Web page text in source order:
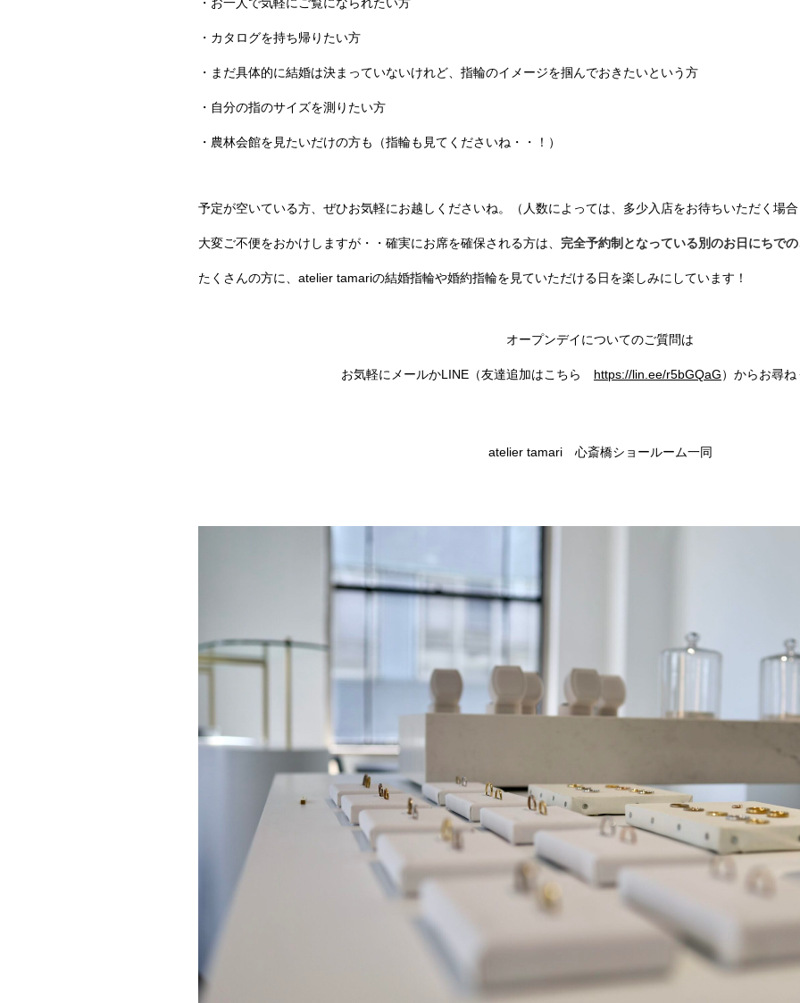
・カタログを持ち帰りたい方
・まだ具体的に結婚は決まっていないけれど、指輪のイメージを掴んでおきたいという方
・自分の指のサイズを測りたい方
・農林会館を見たいだけの方も（指輪も見てくださいね・・！）
予定が空いている方、ぜひお気軽にお越しくださいね。（人数によっては、多少入店をお待ちいただく場
大変ご不便をおかけしますが・・確実にお席を確保される方は、 完全予約制となっている別のお日にちで
たくさんの方に、atelier tamariの結婚指輪や婚約指輪を見ていただける日を楽しみにしています！
オープンデイについてのご質問は
お気軽にメールかLINE（友達追加はこちら https://lin.ee/r5bGQaG）からお尋
atelier tamari 心斎橋ショールーム一同